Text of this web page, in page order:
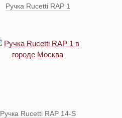
Ручка Rucetti RAP 1
Ручка Rucetti RAP 14-S